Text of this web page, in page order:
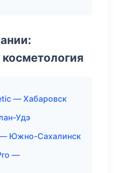
— Хабаровск
Удэ
— Южно-Сахалинск
—